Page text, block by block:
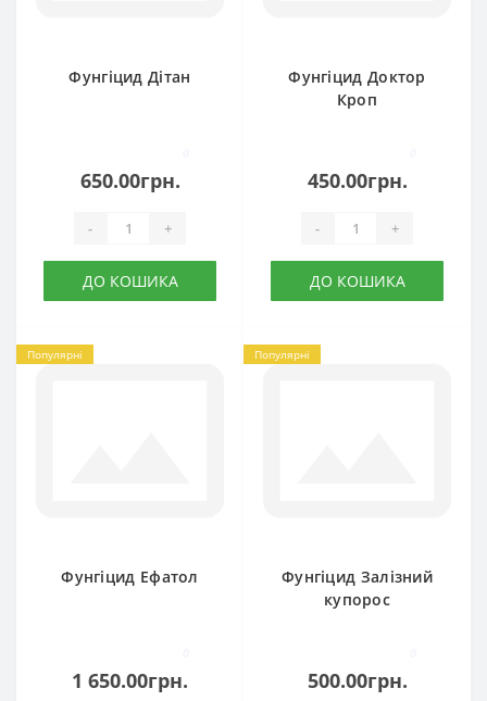
Фунгіцид Дітан
650.00грн.
- +
ДО КОШИКА
Фунгіцид Доктор
Кроп
450.00грн.
- +
ДО КОШИКА
Популярні
Фунгіцид Ефатол
1 650.00грн.
Популярні
Фунгіцид Залізний
купорос
500.00грн.